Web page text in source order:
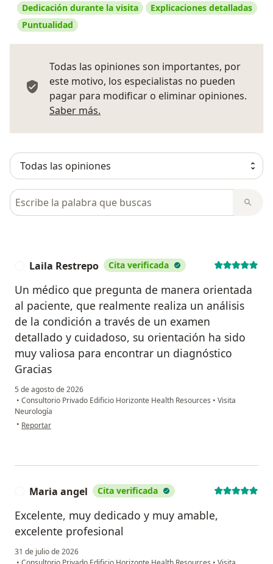
Dedicación durante la visita
Explicaciones detalladas
Puntualidad
Todas las opiniones son importantes, por
este motivo, los especialistas no pueden
pagar para modificar o eliminar opiniones.
Saber más.
Busca en opiniones
Laila Restrepo Cita verificada
Un médico que pregunta de manera orientada
al paciente, que realmente realiza un análisis
de la condición a través de un examen
detallado y cuidadoso, su orientación ha sido
muy valiosa para encontrar un diagnóstico
Gracias
5 de agosto de 2026
• Consultorio Privado Edificio Horizonte Health Resources • Visita
Neurología
• en opinión del usuario Laila Restrepo
Reportar
Maria angel Cita verificada
Excelente, muy dedicado y muy amable,
excelente profesional
31 de julio de 2026